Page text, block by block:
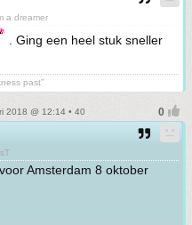
a dreamer
. Ging een heel stuk sneller
past”
2018 @ 12:14 • 40
Amsterdam 8 oktober